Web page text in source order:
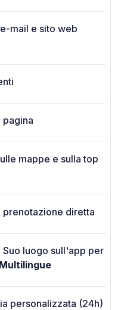
mail e sito web
pagina
mappe e sulla top
diretta
luogo sull'app per
personalizzata (24h)